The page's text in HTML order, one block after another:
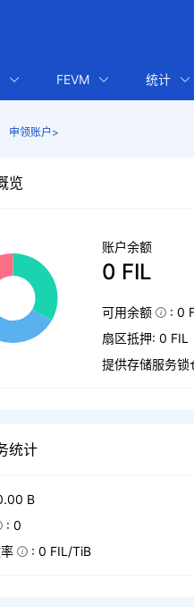
FEVM 统计
申领账户>
览
账户余额
0 FIL
可用余额
: 0
扇区抵押: 0 FIL
提供存储服务锁
统计
B
: 0
: 0 FIL/TiB